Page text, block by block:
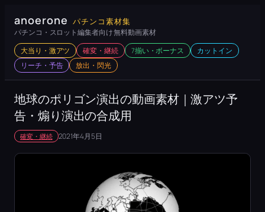
容
ス
キ
プ
anoerone パチンコ素材集
パチンコ・スロット編集者向け 無料動画素材
大当り・激アツ 確変・継続 7揃い・ボーナス
カットイン
リーチ・予告
放出・閃光
地球のポリゴン演出の動画素材｜激アツ予
告・煽り演出の合成用
確変・継続 2021年4月5日